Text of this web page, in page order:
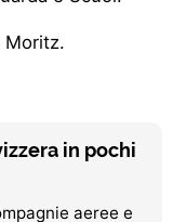
Moritz.
in pochi
aeree e